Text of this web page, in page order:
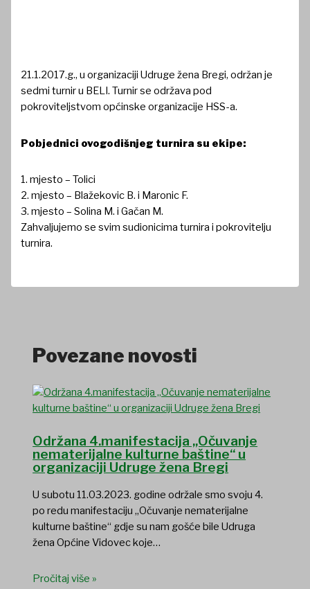
21.1.2017.g., u organizaciji Udruge žena Bregi, održan je
sedmi turnir u BELI. Turnir se održava pod
pokroviteljstvom općinske organizacije HSS-a.
Pobjednici ovogodišnjeg turnira su ekipe:
1. mjesto – Tolici
2. mjesto – Blažekovic B. i Maronic F.
3. mjesto – Solina M. i Gačan M.
Zahvaljujemo se svim sudionicima turnira i pokrovitelju
turnira.
Povezane novosti
Održana 4.manifestacija „Očuvanje
nematerijalne kulturne baštine“ u
organizaciji Udruge žena Bregi
U subotu 11.03.2023. godine održale smo svoju 4.
po redu manifestaciju „Očuvanje nematerijalne
kulturne baštine“ gdje su nam gošće bile Udruga
žena Općine Vidovec koje…
Pročitaj više »